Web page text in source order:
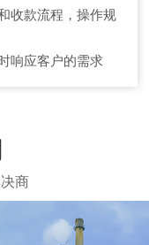
收款流程，操作规
响应客户的需求